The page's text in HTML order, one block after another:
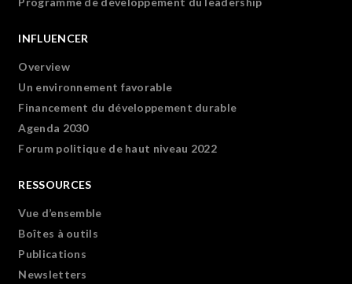
INFLUENCER
Overview
Un environnement favorable
Financement du développement durable
Agenda 2030
Forum politique de haut niveau 2022
RESSOURCES
Vue d’ensemble
Boîtes à outils
Publications
Newsletters